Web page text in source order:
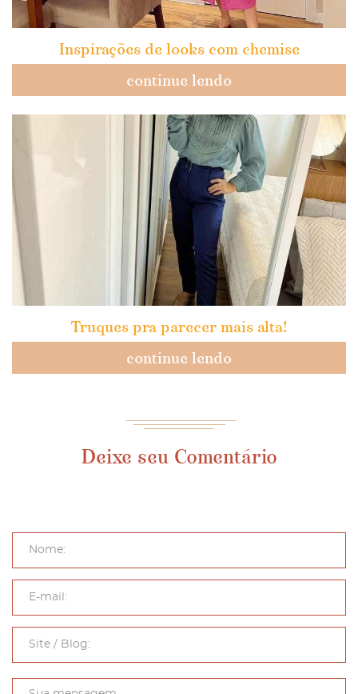
Inspirações de looks com chemise
continue lendo
Truques pra parecer mais alta!
continue lendo
Deixe seu Comentário